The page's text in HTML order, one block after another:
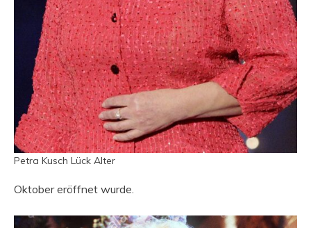
Petra Kusch Lück Alter
Oktober eröffnet wurde.